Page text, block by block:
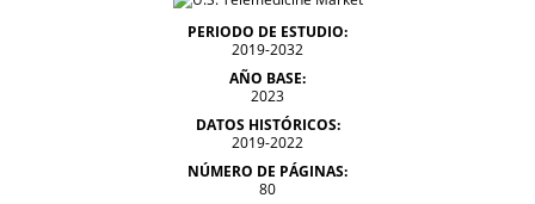
PERIODO DE ESTUDIO:
2019-2032
AÑO BASE:
2023
DATOS HISTÓRICOS:
2019-2022
NÚMERO DE PÁGINAS:
80